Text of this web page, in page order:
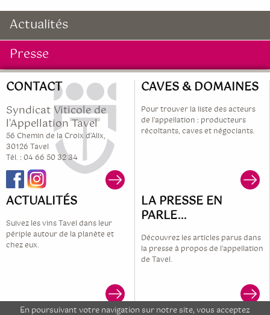
En poursuivant votre navigation sur notre site, vous acceptez
Actualités
Presse
CONTACT
Syndicat Viticole de
l’Appellation Tavel
56 Chemin de la Croix d’Alix,
30126 Tavel
Tél. : 04 66 50 32 34
CAVES & DOMAINES
Pour trouver la liste des acteurs
de l'appellation : producteurs
récoltants, caves et négociants.
ACTUALITÉS
Suivez les vins Tavel dans leur
périple autour de la planète et
chez eux.
LA PRESSE EN
PARLE...
Découvrez les articles parus dans
la presse à propos de l'appellation
de Tavel.